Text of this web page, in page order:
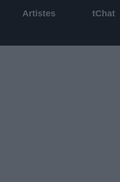
Artistes tChat